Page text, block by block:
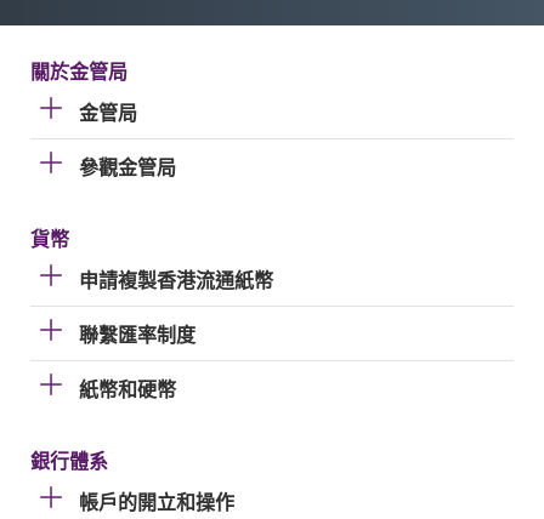
關於金管局
金管局
參觀金管局
貨幣
申請複製香港流通紙幣
聯繫匯率制度
紙幣和硬幣
銀行體系
帳戶的開立和操作